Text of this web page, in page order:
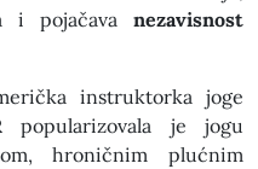
i pojačava nezavisnost
instruktorka joge
popularizovala je jogu
hroničnim plućnim